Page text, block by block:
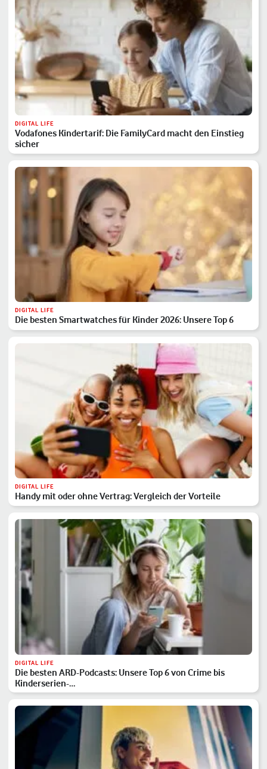
DIGITAL LIFE
Vodafones Kindertarif: Die FamilyCard macht den Einstieg
sicher
DIGITAL LIFE
Die besten Smartwatches für Kinder 2026: Unsere Top 6
DIGITAL LIFE
Handy mit oder ohne Vertrag: Vergleich der Vorteile
DIGITAL LIFE
Die besten ARD-Podcasts: Unsere Top 6 von Crime bis
Kinderserien-…